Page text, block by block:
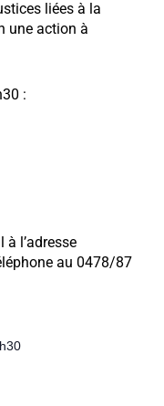
liées à la
une action à
:
l’adresse
au 0478/87